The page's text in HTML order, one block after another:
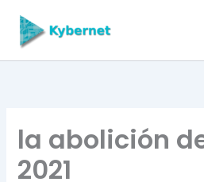
content
la abolición
2021